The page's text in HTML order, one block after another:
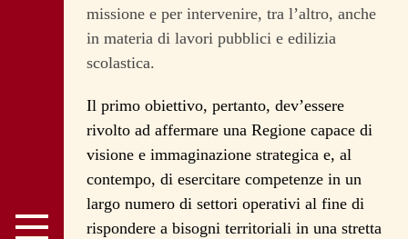
missione e per intervenire, tra l’altro, anche
in materia di lavori pubblici e edilizia
scolastica.
Il primo obiettivo, pertanto, dev’essere
rivolto ad affermare una Regione capace di
visione e immaginazione strategica e, al
contempo, di esercitare competenze in un
largo numero di settori operativi al fine di
rispondere a bisogni territoriali in una stretta